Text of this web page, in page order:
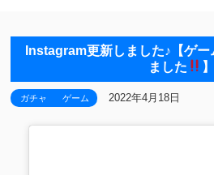
Instagram更新しました♪【ゲ
ました
】
ガチャ ゲーム 2022年4月18日